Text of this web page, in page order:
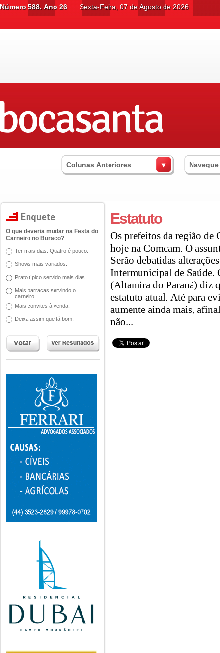
Número 588. Ano 26 Sexta-Feira, 07 de Agosto de 2026
Colunas Anteriores
O que deveria mudar na Festa do
Carneiro no Buraco?
Ter mais dias. Quatro é pouco.
Shows mais variados.
Prato típico servido mais dias.
Mais barracas servindo o
carneiro.
Mais convites à venda.
Deixa assim que tá bom.
Estatuto
Os prefeitos da região de
hoje na Comcam. O
Serão debatidas
Intermunicipal de Saúde.
(Altamira do Paraná) diz
estatuto atual. Até para
aumente ainda mais,
não...